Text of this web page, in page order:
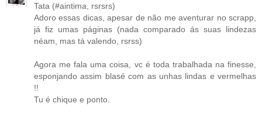
Tata (#aintima, rsrsrs)
Adoro essas dicas, apesar de não me aventurar no scrapp,
já fiz umas páginas (nada comparado ás suas lindezas
néam, mas tá valendo, rsrss)
Agora me fala uma coisa, vc é toda trabalhada na finesse,
esponjando assim blasé com as unhas lindas e vermelhas
!!
Tu é chique e ponto.